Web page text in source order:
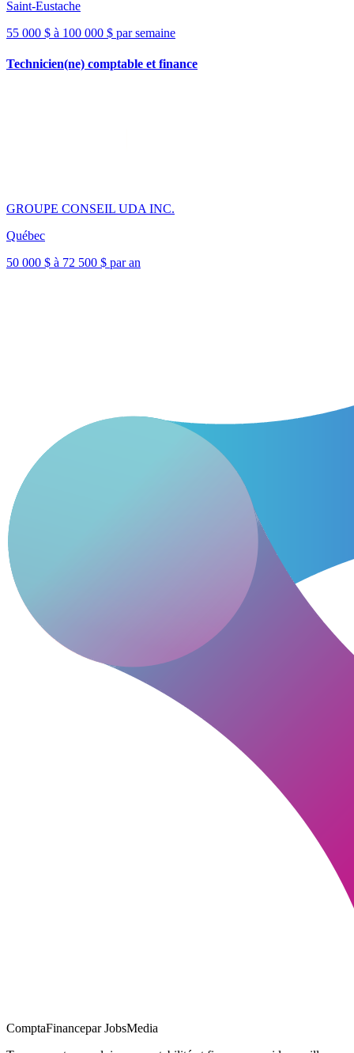
Saint-Eustache
55 000 $ à 100 000 $ par semaine
Technicien(ne) comptable et finance
GROUPE CONSEIL UDA INC.
Québec
50 000 $ à 72 500 $ par an
ComptaFinancepar JobsMedia